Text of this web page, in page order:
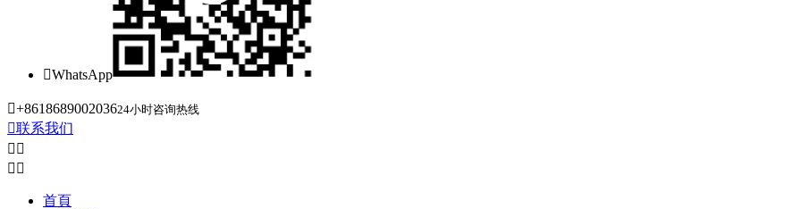
WhatsApp
+861868900203624小时咨询热线
联系我们
 
 
首頁